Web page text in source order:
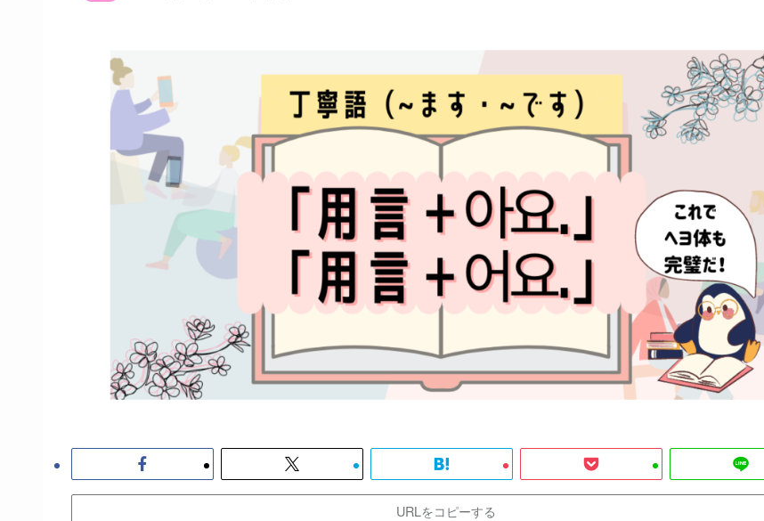
URLをコピーする